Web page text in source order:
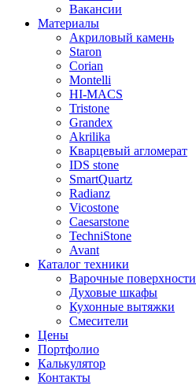
Вакансии
Материалы
Акриловый камень
Staron
Corian
Montelli
HI-MACS
Tristone
Grandex
Akrilika
Кварцевый агломерат
IDS stone
SmartQuartz
Radianz
Vicostone
Caesarstone
TechniStone
Avant
Каталог техники
Варочные поверхности
Духовые шкафы
Кухонные вытяжки
Смесители
Цены
Портфолио
Калькулятор
Контакты